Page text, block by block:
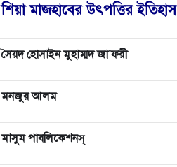
শিয়া মাজহাবের উৎপত্তির ইতিহাস
সৈয়দ হোসাইন মুহাম্মদ জা’ফরী
মনজুর আলম
মাসুম পাবলিকেশনস্